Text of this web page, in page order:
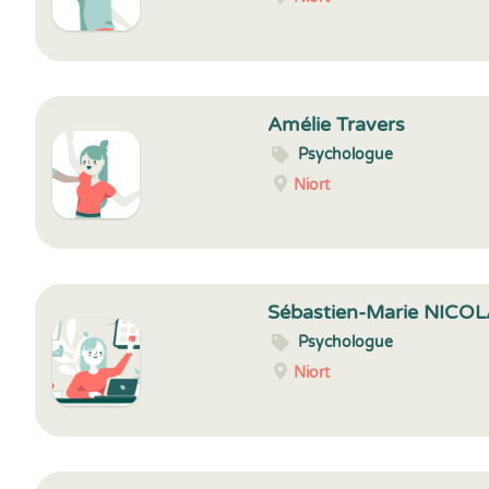
Amélie Travers
Psychologue
Niort
Sébastien-Marie
Psychologue
Niort